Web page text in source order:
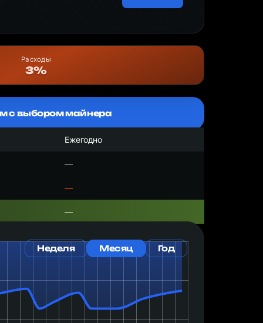
Расходы
3%
с выбором майнера
Ежегодно
—
—
—
Неделя Месяц Год